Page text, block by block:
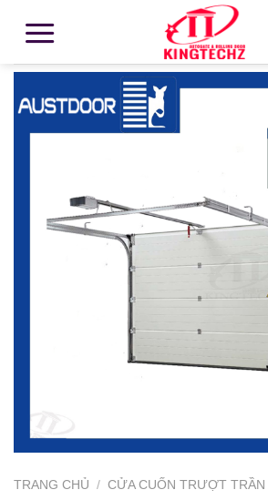
TRANG CHỦ / CỬA CUỐN TRƯỢT TRẦN